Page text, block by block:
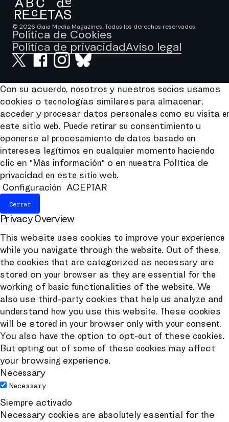
© 2026 Gaia Media Magazines. Todos los derechos reservados.
Política de Cookies
Política de privacidadAviso legal
Con su acuerdo, nosotros y nuestros socios usamos
cookies o tecnologías similares para almacenar,
acceder y procesar datos personales como su visita
este sitio web. Puede retirar su consentimiento u
oponerse al procesamiento de datos basado en
intereses legítimos en cualquier momento haciendo
clic en "Más información" o en nuestra Política de
privacidad en este sitio web.
Configuración
ACEPTAR
Cerrar
Privacy Overview
This website uses cookies to improve your experience
while you navigate through the website. Out of these,
the cookies that are categorized as necessary are
stored on your browser as they are essential for the
working of basic functionalities of the website. We
also use third-party cookies that help us analyze and
understand how you use this website. These cookies
will be stored in your browser only with your consent.
You also have the option to opt-out of these cookies.
But opting out of some of these cookies may affect
your browsing experience.
Necessary
Necessary
Siempre activado
Necessary cookies are absolutely essential for the